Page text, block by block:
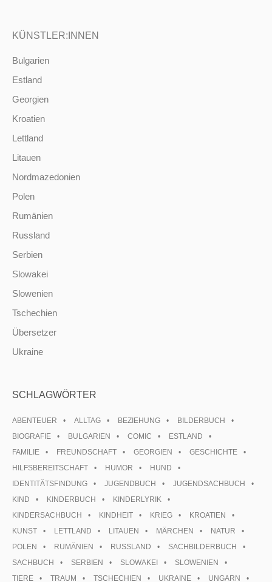
KÜNSTLER:INNEN
Bulgarien
Estland
Georgien
Kroatien
Lettland
Litauen
Nordmazedonien
Polen
Rumänien
Russland
Serbien
Slowakei
Slowenien
Tschechien
Übersetzer
Ukraine
SCHLAGWÖRTER
ABENTEUER ALLTAG BEZIEHUNG
BILDERBUCH
BIOGRAFIE
BULGARIEN COMIC
ESTLAND
FAMILIE
FREUNDSCHAFT GEORGIEN
GESCHICHTE
HILFSBEREITSCHAFT
HUMOR
HUND
IDENTITÄTSFINDUNG
JUGENDBUCH
JUGENDSACHBUCH
KIND
KINDERBUCH
KINDERLYRIK
KINDERSACHBUCH
KINDHEIT KRIEG
KROATIEN
KUNST
LETTLAND LITAUEN MÄRCHEN
NATUR
POLEN
RUMÄNIEN RUSSLAND
SACHBILDERBUCH
SACHBUCH
SERBIEN SLOWAKEI
SLOWENIEN
TIERE
TRAUM TSCHECHIEN UKRAINE
UNGARN